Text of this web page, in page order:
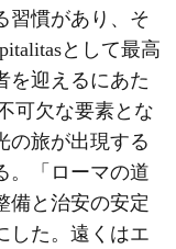
習慣があり、そ
として最高
を迎えるにあた
可欠な要素とな
の旅が出現する
。「ローマの道
備と治安の安定
した。遠くはエ